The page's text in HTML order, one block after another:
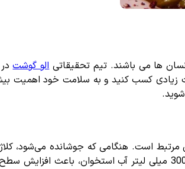
ها می باشند. تیم تحقیقاتیالو گوشت
کسب کنید و به سلامت خود اهمیت بیشتری
است. هنگامی که جوشانده می‌شود،
کننده سلامتی مانند گلیسین و گلوتامین تجزیه می‌شود. نشان داده شده